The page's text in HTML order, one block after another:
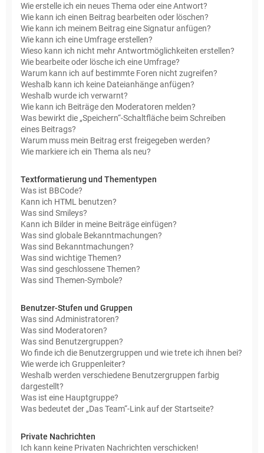
Wie erstelle ich ein neues Thema oder eine Antwort?
Wie kann ich einen Beitrag bearbeiten oder löschen?
Wie kann ich meinem Beitrag eine Signatur anfügen?
Wie kann ich eine Umfrage erstellen?
Wieso kann ich nicht mehr Antwortmöglichkeiten erstellen?
Wie bearbeite oder lösche ich eine Umfrage?
Warum kann ich auf bestimmte Foren nicht zugreifen?
Weshalb kann ich keine Dateianhänge anfügen?
Weshalb wurde ich verwarnt?
Wie kann ich Beiträge den Moderatoren melden?
Was bewirkt die „Speichern“-Schaltfläche beim Schreiben
eines Beitrags?
Warum muss mein Beitrag erst freigegeben werden?
Wie markiere ich ein Thema als neu?
Textformatierung und Thementypen
Was ist BBCode?
Kann ich HTML benutzen?
Was sind Smileys?
Kann ich Bilder in meine Beiträge einfügen?
Was sind globale Bekanntmachungen?
Was sind Bekanntmachungen?
Was sind wichtige Themen?
Was sind geschlossene Themen?
Was sind Themen-Symbole?
Benutzer-Stufen und Gruppen
Was sind Administratoren?
Was sind Moderatoren?
Was sind Benutzergruppen?
Wo finde ich die Benutzergruppen und wie trete ich ihnen bei?
Wie werde ich Gruppenleiter?
Weshalb werden verschiedene Benutzergruppen farbig
dargestellt?
Was ist eine Hauptgruppe?
Was bedeutet der „Das Team“-Link auf der Startseite?
Private Nachrichten
Ich kann keine Privaten Nachrichten verschicken!